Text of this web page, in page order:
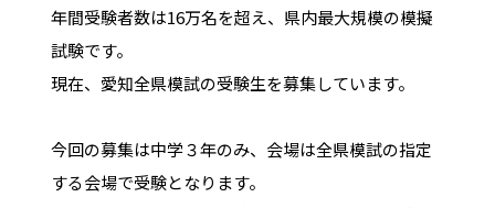
年間受験者数は16万名を超え、県内最大規模の模擬
試験です。
現在、愛知全県模試の受験生を募集しています。
今回の募集は中学３年のみ、会場は全県模試の指定
する会場で受験となります。